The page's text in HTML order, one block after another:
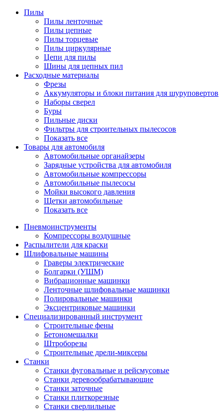
Пилы
Пилы ленточные
Пилы цепные
Пилы торцевые
Пилы циркулярные
Цепи для пилы
Шины для цепных пил
Расходные материалы
Фрезы
Аккумуляторы и блоки питания для шуруповертов
Наборы сверел
Буры
Пильные диски
Фильтры для строительных пылесосов
Показать все
Товары для автомобиля
Автомобильные органайзеры
Зарядные устройства для автомобиля
Автомобильные компрессоры
Автомобильные пылесосы
Мойки высокого давления
Щетки автомобильные
Показать все
Пневмоинструменты
Компрессоры воздушные
Распылители для краски
Шлифовальные машины
Граверы электрические
Болгарки (УШМ)
Вибрационные машинки
Ленточные шлифовальные машинки
Полировальные машинки
Эксцентриковые машинки
Специализированный инструмент
Строительные фены
Бетономешалки
Штроборезы
Строительные дрели-миксеры
Станки
Станки фуговальные и рейсмусовые
Станки деревообрабатывающие
Станки заточные
Станки плиткорезные
Станки сверлильные